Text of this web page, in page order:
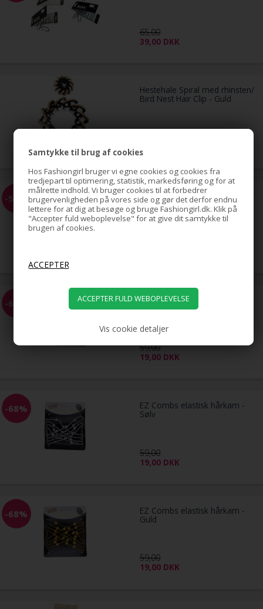
Samtykke til brug af cookies
Hos Fashiongirl bruger vi egne cookies og cookies fra
tredjepart til optimering, statistik, markedsføring og for at
målrette indhold. Vi bruger cookies til at forbedrer
brugervenligheden på vores side og gør det derfor endnu
lettere for at dig at besøge og bruge Fashiongirl.dk. Klik på
"Accepter fuld weboplevelse" for at give dit samtykke til
brugen af cookies.
Vis cookie detaljer
65,00
39,00 DKK
Hestehale Spiral med rhinsten/
Bird Nest Hair Clip - Guld
-51% Hestehale Spiral med rhinsten/
Bird Nest Hair Clip - Sølv
-68% EZ Combs elastisk hårkam -
Sort
59,00
19,00 DKK
-68% EZ Combs elastisk hårkam -
Sølv
59,00
19,00 DKK
-68% EZ Combs elastisk hårkam -
Guld
59,00
19,00 DKK